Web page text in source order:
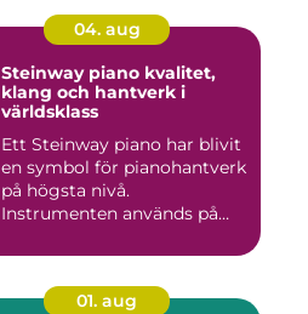
04. aug
Steinway piano kvalitet,
klang och hantverk i
världsklass
Ett Steinway piano har blivit
en symbol för pianohantverk
på högsta nivå.
Instrumenten används på
01. aug